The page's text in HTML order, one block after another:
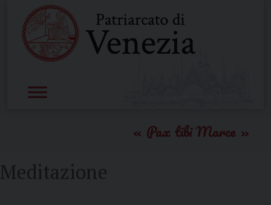
content
Pax tibi Marce
Meditazione